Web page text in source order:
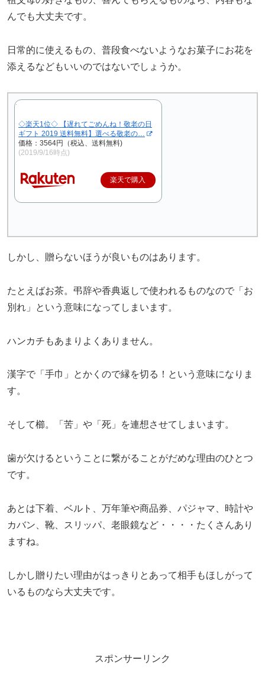
んでも大丈夫です。
日常的に使えるもの、普段食べないようなお菓子にお花を
添えるなどもいいのではないでしょうか。
◇楽天1位◇ 【遅れてごめんね！敬老の日
ギフト 2019 送料無料】選べる敬老の…
価格：3564円（税込、送料無料)
(2019/9/16時点)
楽天で購入
しかし、贈らないほうが良いものはあります。
たとえばお茶。弔辞や香典返しで使われるものなので「お
別れ」という意味になってしまいます。
ハンカチもあまりよくありません。
漢字で「手巾」とかくので縁を切る！という意味になりま
す。
そして櫛。「苦」や「死」を連想させてしまいます。
歯が欠けるということに繋がることがだめな理由のひとつ
です。
あとは下着、ベルト、万年筆や商品券、パジャマ、時計や
カバン、靴、スリッパ、老眼鏡など・・・・たくさんあり
ますね。
しかし贈りたい理由がはっきりとあって相手もほしがって
いるものなら大丈夫です。
スポンサーリンク